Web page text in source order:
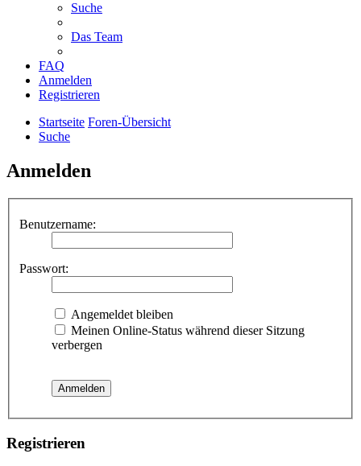
Suche
Das Team
FAQ
Anmelden
Registrieren
Startseite Foren-Übersicht
Suche
Anmelden
Benutzername:
Passwort:
Angemeldet bleiben
Meinen Online-Status während dieser Sitzung
verbergen
Registrieren